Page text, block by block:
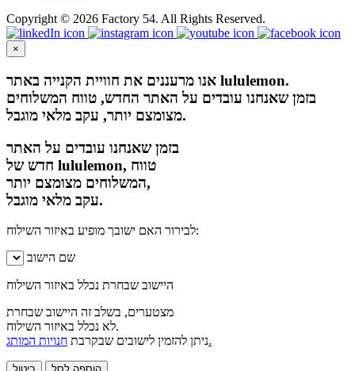
Copyright © 2026 Factory 54. All Rights Reserved.
×
אנו מרעננים את חוויית הקנייה באתר lululemon.
בזמן שאנחנו עובדים על האתר החדש, טווח המשלוחים
מצומצם יותר, עקב מלאי מוגבל.
בזמן שאנחנו עובדים על האתר
חדש של lululemon, טווח
המשלוחים מצומצם יותר,
עקב מלאי מוגבל.
לבירור האם ישובך מופיע באיזור השילוח:
שם הישוב
היישוב שבחרת נכלל באיזור השילוח
מצטערים, בשלב זה היישוב שבחרת
לא נכלל באיזור השילוח.
ניתן להזמין לישובים שבקרבתחנויות המותג.